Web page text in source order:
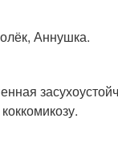
Аннушка.